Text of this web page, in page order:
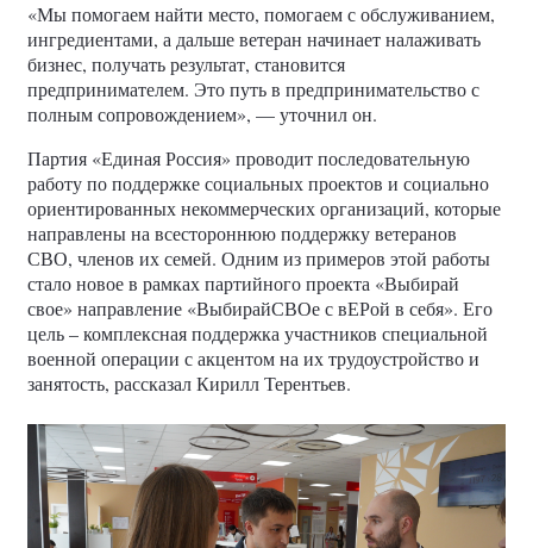
«Мы помогаем найти место, помогаем с обслуживанием,
ингредиентами, а дальше ветеран начинает налаживать
бизнес, получать результат, становится
предпринимателем. Это путь в предпринимательство с
полным сопровождением», — уточнил он.
Партия «Единая Россия» проводит последовательную
работу по поддержке социальных проектов и социально
ориентированных некоммерческих организаций, которые
направлены на всестороннюю поддержку ветеранов
СВО, членов их семей. Одним из примеров этой работы
стало новое в рамках партийного проекта «Выбирай
свое» направление «ВыбирайСВОе с вЕРой в себя». Его
цель – комплексная поддержка участников специальной
военной операции с акцентом на их трудоустройство и
занятость, рассказал Кирилл Терентьев.